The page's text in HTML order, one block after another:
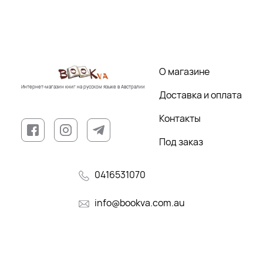
Интернет-магазин книг на русском языке в Австралии
О магазине
Доставка и оплата
Контакты
Под заказ
0416531070
info@bookva.com.au